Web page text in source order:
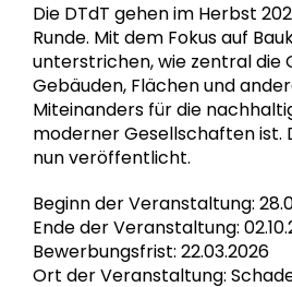
Die DTdT gehen im Herbst
Runde. Mit dem Fokus auf
unterstrichen, wie zentral die
Gebäuden, Flächen und
Miteinanders für die
moderner Gesellschaften ist.
nun veröffentlicht.
Beginn der Veranstaltung:
Ende der Veranstaltung:
Bewerbungsfrist: 22.03.2026
Ort der Veranstaltung: